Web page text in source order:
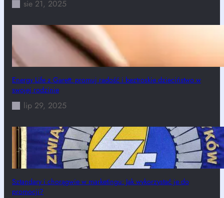
sie 21, 2025
Energy Life z Garett: promuj radość i beztroskie dzieciństwo w
swojej rodzinie
lip 29, 2025
Sztandary i chorągwie w marketingu: Jak wykorzystać je do
promocji?